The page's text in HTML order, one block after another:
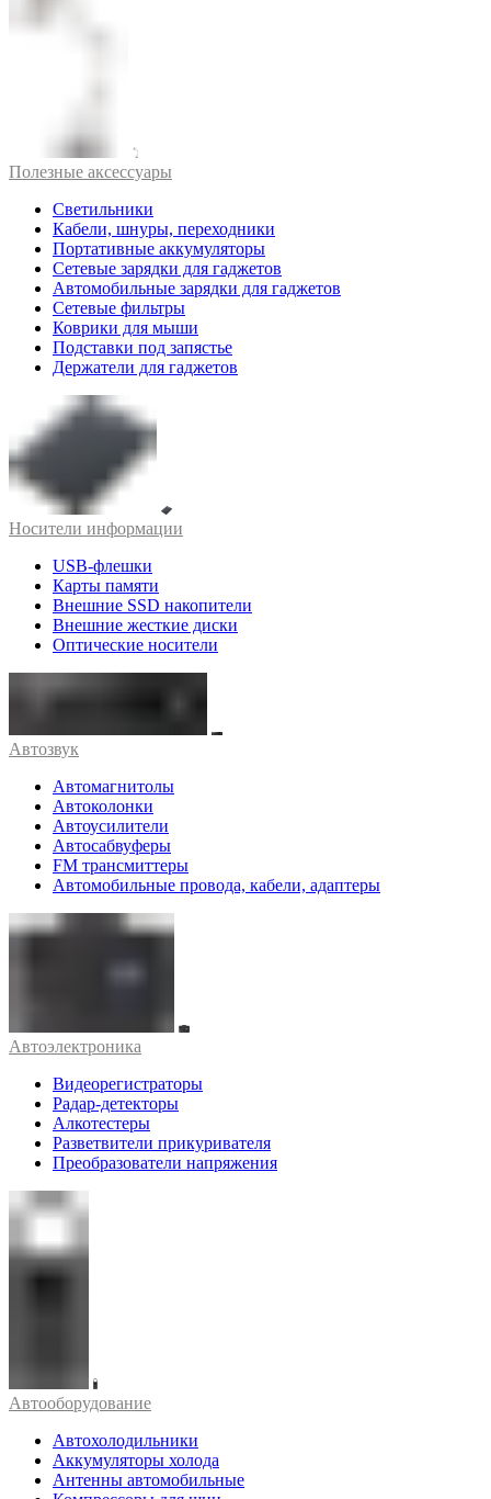
Полезные аксессуары
Светильники
Кабели, шнуры, переходники
Портативные аккумуляторы
Сетевые зарядки для гаджетов
Автомобильные зарядки для гаджетов
Сетевые фильтры
Коврики для мыши
Подставки под запястье
Держатели для гаджетов
Носители информации
USB-флешки
Карты памяти
Внешние SSD накопители
Внешние жесткие диски
Оптические носители
Автозвук
Автомагнитолы
Автоколонки
Автоусилители
Автосабвуферы
FM трансмиттеры
Автомобильные провода, кабели, адаптеры
Автоэлектроника
Видеорегистраторы
Радар-детекторы
Алкотестеры
Разветвители прикуривателя
Преобразователи напряжения
Автооборудование
Автохолодильники
Аккумуляторы холода
Антенны автомобильные